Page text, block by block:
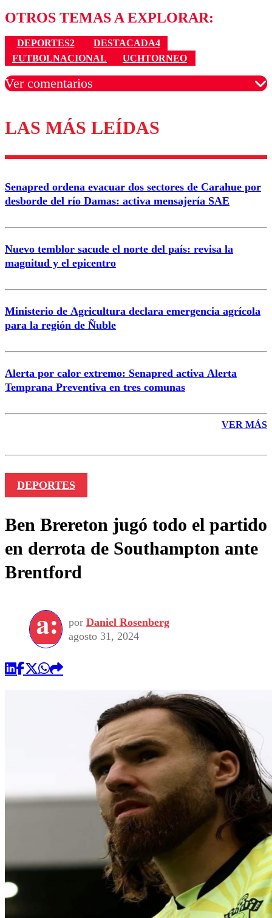
OTROS TEMAS A EXPLORAR:
DEPORTES2
DESTACADA4
FUTBOLNACIONAL
UCHTORNEO
Ver comentarios
Los comentarios son moderados para garantizar un
diálogo respetuoso.
Nombre
Correo
LAS MÁS LEÍDAS
Senapred ordena evacuar dos sectores de Carahue por
desborde del río Damas: activa mensajería SAE
Nuevo temblor sacude el norte del país: revisa la
magnitud y el epicentro
Ministerio de Agricultura declara emergencia agrícola
para la región de Ñuble
Alerta por calor extremo: Senapred activa Alerta
Temprana Preventiva en tres comunas
VER MÁS
DEPORTES
Ben Brereton jugó todo el partido
en derrota de Southampton ante
Brentford
por Daniel Rosenberg
agosto 31, 2024